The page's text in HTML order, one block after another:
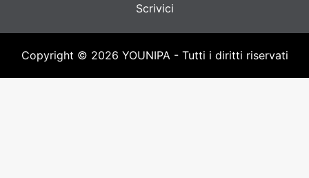
Scrivici
Copyright © 2026 YOUNIPA - Tutti i diritti riservati